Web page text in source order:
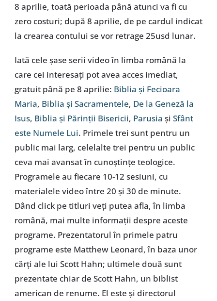
8 aprilie, toată perioada până atunci va fi cu
zero costuri; după 8 aprilie, de pe cardul indicat
la crearea contului se vor retrage 25usd lunar.
Iată cele șase serii video în limba română la
care cei interesați pot avea acces imediat,
gratuit până pe 8 aprilie: Biblia și Fecioara
Maria, Biblia și Sacramentele, De la Geneză la
Isus, Biblia și Părinții Bisericii, Parusia și Sfânt
este Numele Lui. Primele trei sunt pentru un
public mai larg, celelalte trei pentru un public
ceva mai avansat în cunoștințe teologice.
Programele au fiecare 10-12 sesiuni, cu
materialele video între 20 și 30 de minute.
Dând click pe titluri veți putea afla, în limba
română, mai multe informații despre aceste
programe. Prezentatorul în primele patru
programe este Matthew Leonard, în baza unor
cărți ale lui Scott Hahn; ultimele două sunt
prezentate chiar de Scott Hahn, un biblist
american de renume. El este și directorul